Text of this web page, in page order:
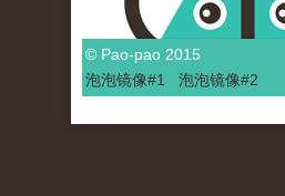
© Pao-pao 2015
泡泡镜像#1 泡泡镜像#2